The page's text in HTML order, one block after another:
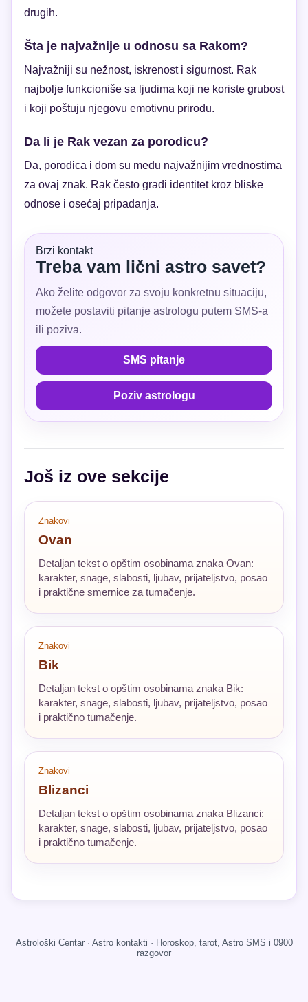
drugih.
Šta je najvažnije u odnosu sa Rakom?
Najvažniji su nežnost, iskrenost i sigurnost. Rak
najbolje funkcioniše sa ljudima koji ne koriste grubost
i koji poštuju njegovu emotivnu prirodu.
Da li je Rak vezan za porodicu?
Da, porodica i dom su među najvažnijim vrednostima
za ovaj znak. Rak često gradi identitet kroz bliske
odnose i osećaj pripadanja.
Brzi kontakt
Treba vam lični astro savet?
Ako želite odgovor za svoju konkretnu situaciju,
možete postaviti pitanje astrologu putem SMS-a
ili poziva.
SMS pitanje
Poziv astrologu
Još iz ove sekcije
Znakovi
Ovan
Detaljan tekst o opštim osobinama znaka Ovan:
karakter, snage, slabosti, ljubav, prijateljstvo, posao
i praktične smernice za tumačenje.
Znakovi
Bik
Detaljan tekst o opštim osobinama znaka Bik:
karakter, snage, slabosti, ljubav, prijateljstvo, posao
i praktično tumačenje.
Znakovi
Blizanci
Detaljan tekst o opštim osobinama znaka Blizanci:
karakter, snage, slabosti, ljubav, prijateljstvo, posao
i praktično tumačenje.
Astrološki Centar · Astro kontakti · Horoskop, tarot, Astro SMS i 0900
razgovor